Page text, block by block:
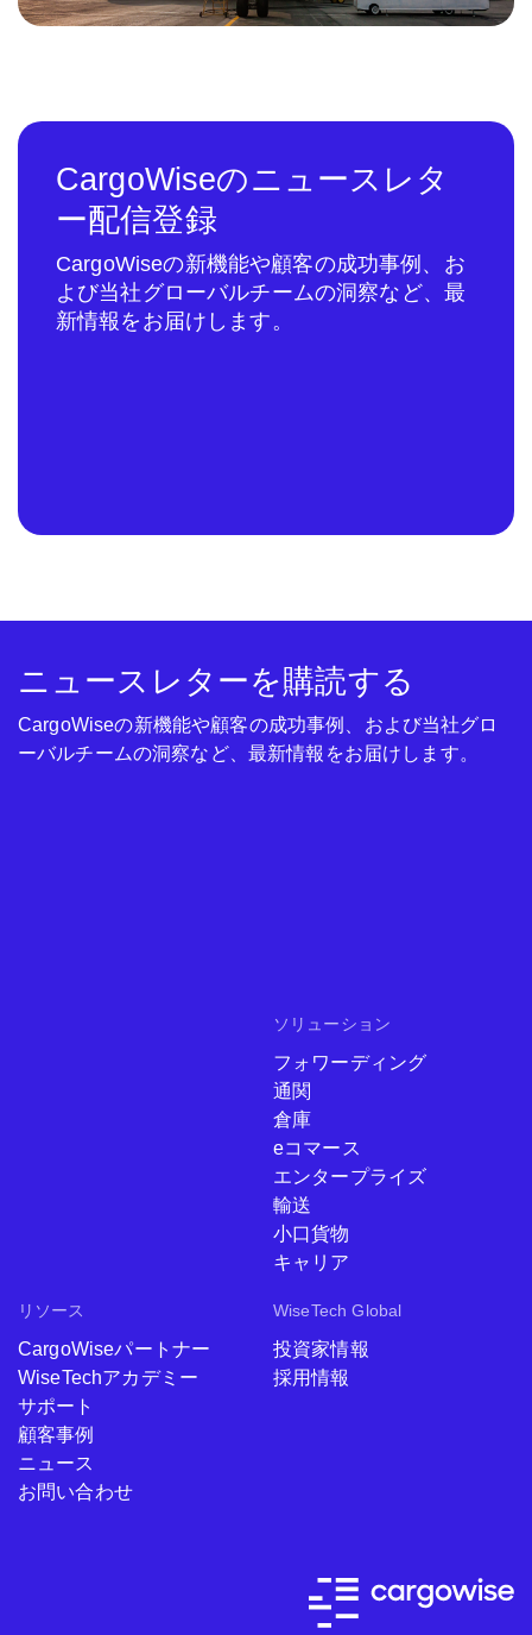
CargoWiseのニュースレタ
ー配信登録
CargoWiseの新機能や顧客の成功事例、お
よび当社グローバルチームの洞察など、最
新情報をお届けします。
ソリューション
フォワーディング
通関
倉庫
eコマース
エンタープライズ
輸送
小口貨物
キャリア
リソース
CargoWiseパートナー
WiseTechアカデミー
サポート
顧客事例
ニュース
お問い合わせ
WiseTech Global
投資家情報
採用情報
ニュースレターを購読する
CargoWiseの新機能や顧客の成功事例、および当社グロ
ーバルチームの洞察など、最新情報をお届けします。